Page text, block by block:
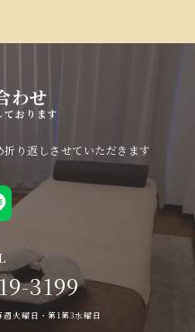
わせ
ております
り返しさせていただきます
3199
火曜日・第1第3水曜日